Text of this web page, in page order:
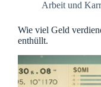
Arbeit und
Wie viel Geld
enthüllt.